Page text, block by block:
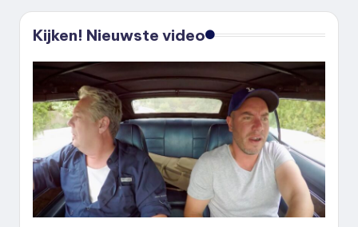
Kijken! Nieuwste video